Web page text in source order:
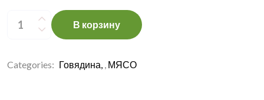
Бефстроганов
говядины
В корзину
Categories: Говядина , МЯСО